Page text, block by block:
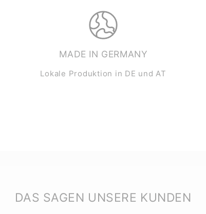
MADE IN GERMANY
Lokale Produktion in DE und AT
DAS SAGEN UNSERE KUNDEN